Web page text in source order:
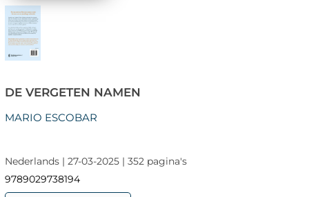
DE VERGETEN NAMEN
MARIO ESCOBAR
Nederlands | 27-03-2025 | 352 pagina's
9789029738194